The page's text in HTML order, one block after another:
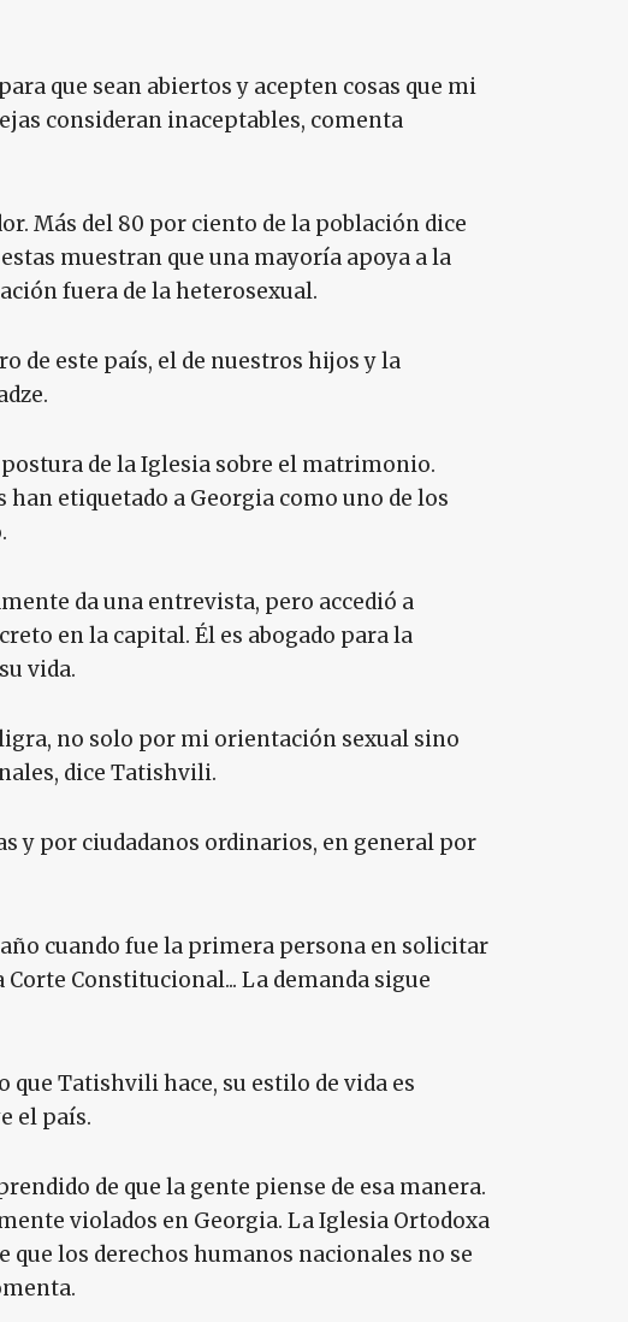
que sean abiertos y acepten cosas que mi
consideran inaceptables, comenta
Más del 80 por ciento de la población dice
muestran que una mayoría apoya a la
fuera de la heterosexual.
de este país, el de nuestros hijos y la
de la Iglesia sobre el matrimonio.
etiquetado a Georgia como uno de los
da una entrevista, pero accedió a
en la capital. Él es abogado para la
vida.
no solo por mi orientación sexual sino
dice Tatishvili.
y por ciudadanos ordinarios, en general por
cuando fue la primera persona en solicitar
Constitucional... La demanda sigue
que Tatishvili hace, su estilo de vida es
el país.
de que la gente piense de esa manera.
violados en Georgia. La Iglesia Ortodoxa
que los derechos humanos nacionales no se